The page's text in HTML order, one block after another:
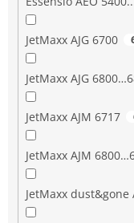
JetMaxx AJG 6700
JetMaxx AJG
JetMaxx AJM 6717
JetMaxx AJM
JetMaxx dust&gone